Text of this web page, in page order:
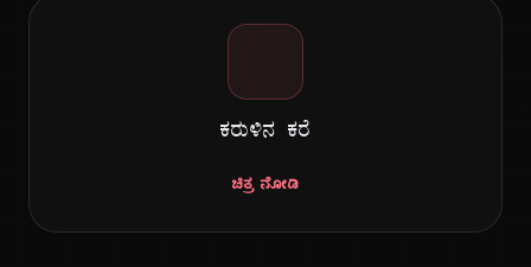
ಕರುಳಿನ ಕರೆ
ಚಿತ್ರ ನೋಡಿ